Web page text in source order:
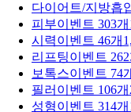
다이어트/지방흡
피부이벤트 303개
시력이벤트 46개
리프팅이벤트 262
보톡스이벤트 74
필러 이벤트 106개
성형이벤트 314개